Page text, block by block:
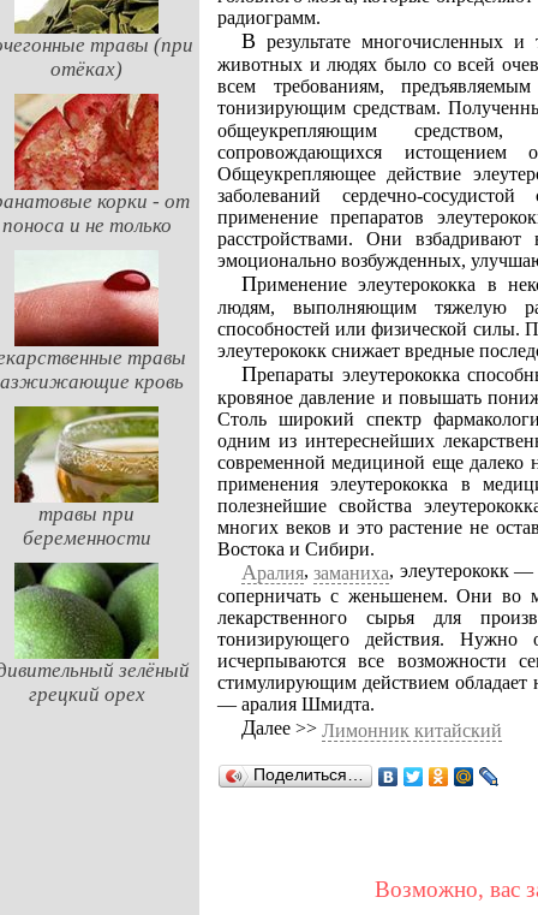
травы (при
отёках)
корки - от
поноса и не только
травы
кровь
травы при
беременности
зелёный
грецкий орех
радиограмм.
В результате многочисленных и тщательно поставленных опытов на лабораторных
животных и людях было со всей
всем требованиям,
тонизирующим средствам.
общеукрепляющим
сопровождающихся
Общеукрепляющее действие
заболеваний сердечно-
применение препаратов
расстройствами. Они
эмоционально возбужденных,
Применение элеутерококка в некоторых случаях показано и совершенно здоровым
людям, выполняющим тяжелую
способностей или физической силы.
элеутерококк снижает вредные
Препараты элеутерококка способны снижать (правда, в небольших пределах) высокое
кровяное давление и повышать
Столь широкий спектр
одним из интереснейших
современной медициной еще далеко
применения элеутерококка в
полезнейшие свойства
многих веков и это растение не
Востока и Сибири.
Аралия,заманиха, элеутерококк —
соперничать с женьшенем. Они во
лекарственного сырья для
тонизирующего действия. Нужно
исчерпываются все возможности
стимулирующим действием обладает
— аралия Шмидта.
Далее >> Лимонник китайский
Поделиться…
Возможно, вас